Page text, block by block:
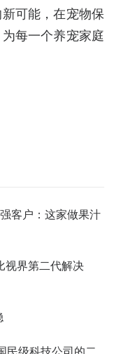
可能，在宠物保
每一个养宠家庭
客户：这家做果汁
视界第二代解决